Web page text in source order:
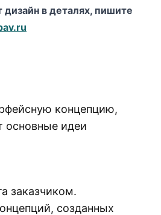
дизайн в деталях, пишите
концепцию,
основные идеи
заказчиком.
созданных